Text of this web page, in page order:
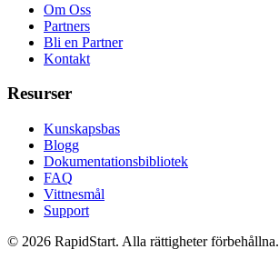
Om Oss
Partners
Bli en Partner
Kontakt
Resurser
Kunskapsbas
Blogg
Dokumentationsbibliotek
FAQ
Vittnesmål
Support
© 2026 RapidStart. Alla rättigheter förbehållna.